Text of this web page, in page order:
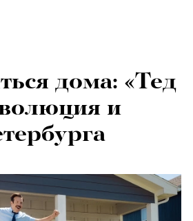
дома: «Тед
и